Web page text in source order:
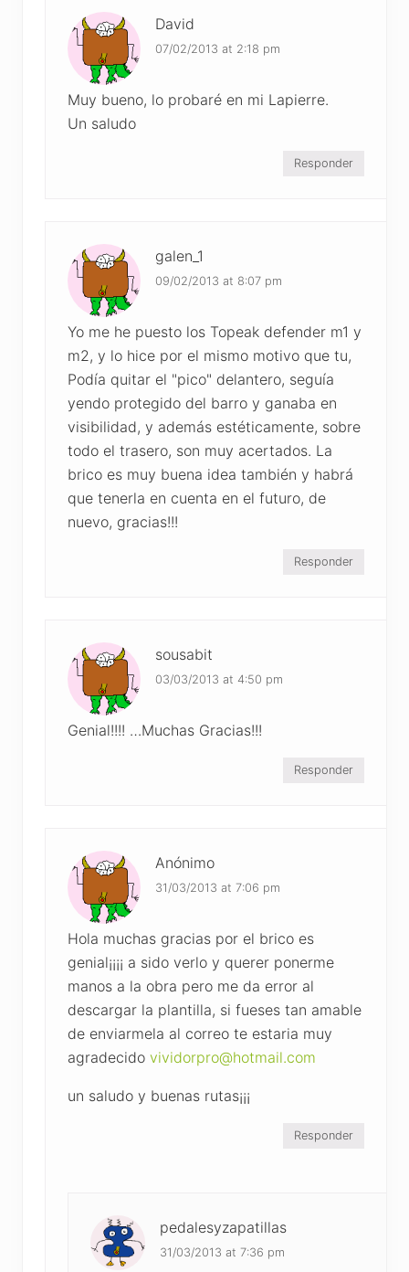
David
07/02/2013 at 2:18 pm
Muy bueno, lo probaré en mi Lapierre.
Un saludo
Responder
galen_1
09/02/2013 at 8:07 pm
Yo me he puesto los Topeak defender m1 y
m2, y lo hice por el mismo motivo que tu,
Podía quitar el "pico" delantero, seguía
yendo protegido del barro y ganaba en
visibilidad, y además estéticamente, sobre
todo el trasero, son muy acertados. La
brico es muy buena idea también y habrá
que tenerla en cuenta en el futuro, de
nuevo, gracias!!!
Responder
sousabit
03/03/2013 at 4:50 pm
Genial!!!! …Muchas Gracias!!!
Responder
Anónimo
31/03/2013 at 7:06 pm
Hola muchas gracias por el brico es
genial¡¡¡¡ a sido verlo y querer ponerme
manos a la obra pero me da error al
descargar la plantilla, si fueses tan amable
de enviarmela al correo te estaria muy
agradecido vividorpro@hotmail.com
un saludo y buenas rutas¡¡¡
Responder
pedalesyzapatillas
31/03/2013 at 7:36 pm